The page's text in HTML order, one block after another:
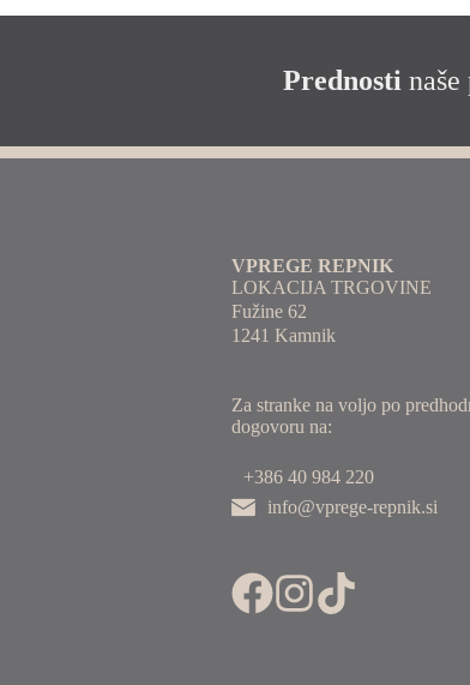
Prednosti naše
VPREGE REPNIK
LOKACIJA TRGOVINE
Fužine 62
1241 Kamnik
Za stranke na voljo po
dogovoru na:
+386 40 984 220
info@vprege-repnik.si